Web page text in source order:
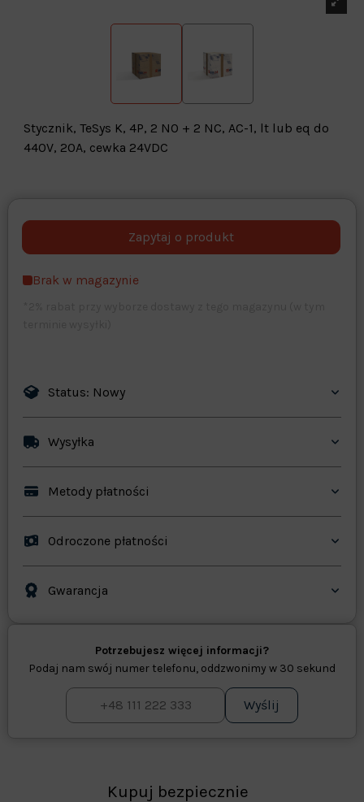
Stycznik, TeSys K, 4P, 2 NO + 2 NC, AC-1, lt lub eq do
440V, 20A, cewka 24VDC
opcjonalne Maks. 250 znaków
Brak w magazynie
Status: Nowy
Wysyłka
Metody płatności
Odroczone płatności
Gwarancja
Potrzebujesz więcej informacji?
Podaj nam swój numer telefonu, oddzwonimy w 30 sekund
Wyślij
Kupuj bezpiecznie